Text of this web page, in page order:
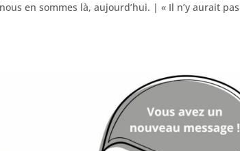
en sommes là, aujourd’hui. | « Il n’y aurait